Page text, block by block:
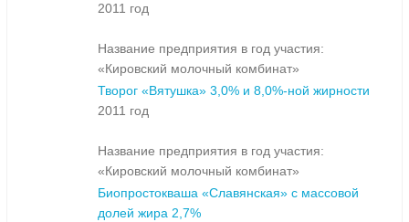
2011 год
Название предприятия в год участия:
«Кировский молочный комбинат»
Творог «Вятушка» 3,0% и 8,0%-ной жирности
2011 год
Название предприятия в год участия:
«Кировский молочный комбинат»
Биопростокваша «Славянская» с массовой
долей жира 2,7%